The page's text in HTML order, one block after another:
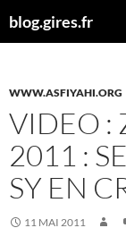
aublog.gires.fr
WWW.ASFIYAHI.ORG
VIDEO :
2011 :
SY EN
11 MAI 2011